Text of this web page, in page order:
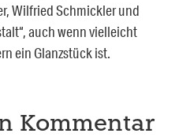
Wilfried Schmickler und
auch wenn vielleicht
ein Glanzstück ist.
Kommentar